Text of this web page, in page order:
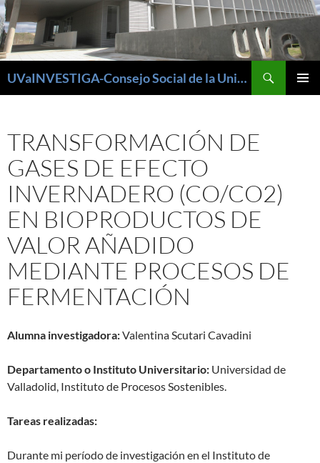
UVaINVESTIGA-Consejo Social de la Universidad de Valladolid
TRANSFORMACIÓN DE
GASES DE EFECTO
INVERNADERO (CO/CO2)
EN BIOPRODUCTOS DE
VALOR AÑADIDO
MEDIANTE PROCESOS DE
FERMENTACIÓN
Alumna investigadora:Valentina Scutari Cavadini
Departamento o Instituto Universitario: Universidad de
Valladolid, Instituto de Procesos Sostenibles.
Tareas realizadas:
Durante mi período de investigación en el Instituto de